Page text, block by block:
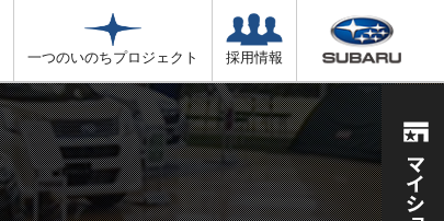
一つのいのちプロジェクト 採用情報